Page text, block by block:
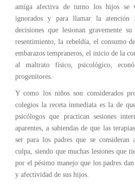
amiga afectiva de turno los hijos se
ignorados y para llamar la atención
decisiones que lesionan gravemente
resentimiento, la rebeldía, el consumo
embarazos tempraneros, el inicio de la
al maltrato físico, psicológico,
progenitores.
Y como los niños son considerados
colegios la receta inmediata es la de
psicólogos que practican sesiones
aparentes, a sabiendas de que las
ser para los padres que se consideran
culpa, siendo que muchas lesiones que
por el pésimo manejo que los padres
y afectividad de sus hijos.